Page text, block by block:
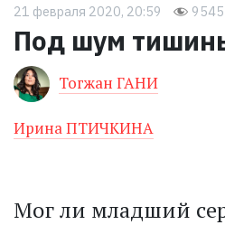
21 февраля 2020, 20:59 9545
Под шум
Тогжан ГАНИ
Ирина ПТИЧКИНА
Мог ли младший